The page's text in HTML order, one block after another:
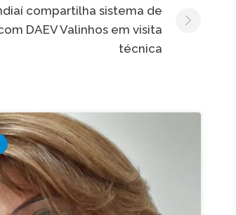
compartilha sistema de
DAEV Valinhos em visita
técnica